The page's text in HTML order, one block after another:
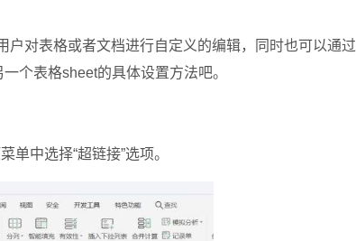
对表格或者文档进行自定义的编辑，同时也可以通过
个表格sheet的具体设置方法吧。
中选择“超链接”选项。